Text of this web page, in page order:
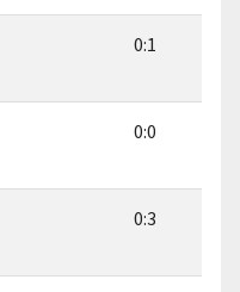
0:1
0:0
0:3